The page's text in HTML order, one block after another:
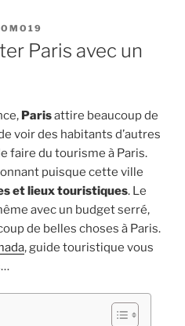
Paris avec un
Parisattire beaucoup de
voir des habitants d’autres
faire du tourisme à Paris.
puisque cette ville
et lieux touristiques. Le
avec un budget serré,
de belles choses à Paris.
, guide touristique vous